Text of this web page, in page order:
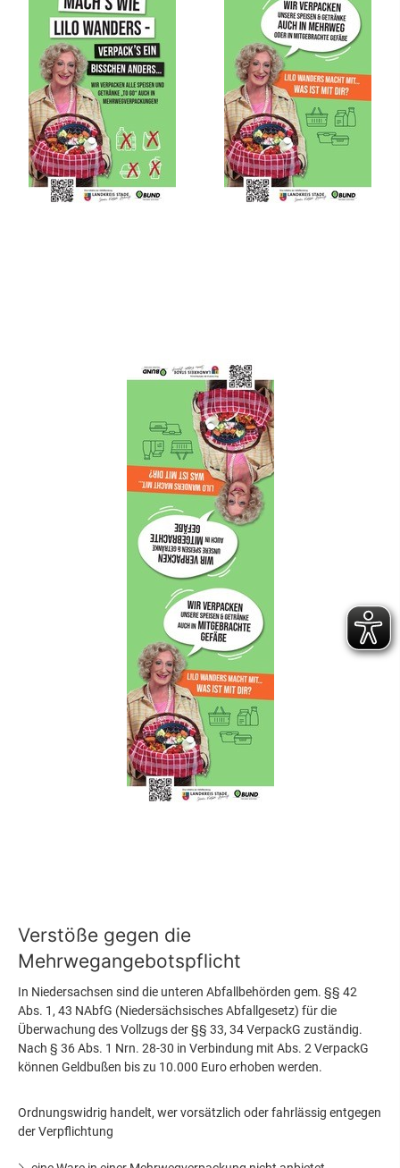
Verstöße gegen die
Mehrwegangebotspflicht
In Niedersachsen sind die unteren Abfallbehörden gem. §§ 42
Abs. 1, 43 NAbfG (Niedersächsisches Abfallgesetz) für die
Überwachung des Vollzugs der §§ 33, 34 VerpackG zuständig.
Nach § 36 Abs. 1 Nrn. 28-30 in Verbindung mit Abs. 2 VerpackG
können Geldbußen bis zu 10.000 Euro erhoben werden.
Ordnungswidrig handelt, wer vorsätzlich oder fahrlässig entgegen
der Verpflichtung